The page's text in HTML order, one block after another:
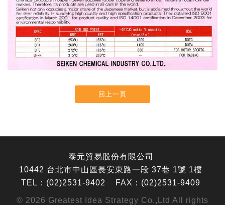
回上一頁
泰元貿易股份有限公司
10442 台北市中山區長安東路一段 37巷 1號 1樓
TEL：(02)2531-9402 FAX：(02)2531-9409
© 2026 Greatest Idea Strategy Co.,Ltd All rights